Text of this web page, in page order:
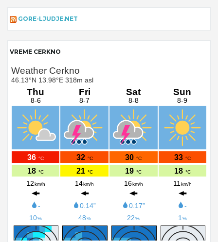
GORE-LJUDJE.NET
VREME CERKNO